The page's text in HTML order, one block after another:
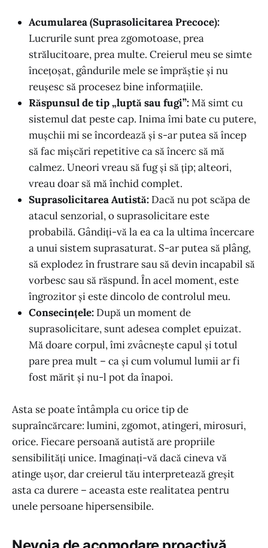
Acumularea (Suprasolicitarea Precoce):
Lucrurile sunt prea zgomotoase, prea
strălucitoare, prea multe. Creierul meu se simte
încețoșat, gândurile mele se împrăștie și nu
reușesc să procesez bine informațiile.
Răspunsul de tip „luptă sau fugi”:Mă simt cu
sistemul dat peste cap. Inima îmi bate cu putere,
mușchii mi se încordează și s-ar putea să încep
să fac mișcări repetitive ca să încerc să mă
calmez. Uneori vreau să fug și să țip; alteori,
vreau doar să mă închid complet.
Suprasolicitarea Autistă: Dacă nu pot scăpa de
atacul senzorial, o suprasolicitare este
probabilă. Gândiți-vă la ea ca la ultima încercare
a unui sistem suprasaturat. S-ar putea să plâng,
să explodez în frustrare sau să devin incapabil să
vorbesc sau să răspund. În acel moment, este
îngrozitor și este dincolo de controlul meu.
Consecințele: După un moment de
suprasolicitare, sunt adesea complet epuizat.
Mă doare corpul, îmi zvâcnește capul și totul
pare prea mult – ca și cum volumul lumii ar fi
fost mărit și nu-l pot da înapoi.
Asta se poate întâmpla cu orice tip de
supraîncărcare: lumini, zgomot, atingeri, mirosuri,
orice. Fiecare persoană autistă are propriile
sensibilități unice. Imaginați-vă dacă cineva vă
atinge ușor, dar creierul tău interpretează greșit
asta ca durere – aceasta este realitatea pentru
unele persoane hipersensibile.